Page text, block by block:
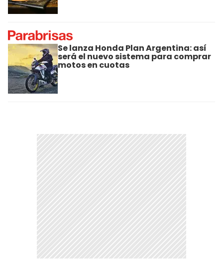
Se lanza Honda Plan Argentina: así
será el nuevo sistema para comprar
motos en cuotas